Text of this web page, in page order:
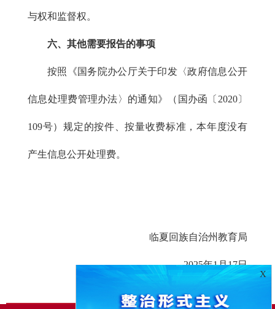
与权和监督权。
六、其他需要报告的事项
按照《国务院办公厅关于印发〈政府信息公开
信息处理费管理办法〉的通知》（国办函〔2020〕
109号）规定的按件、按量收费标准，本年度没有
产生信息公开处理费。
临夏回族自治州教育局
2025年1月17日
X